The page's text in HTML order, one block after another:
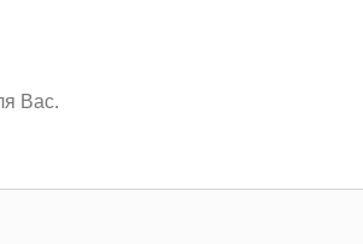
Вас.